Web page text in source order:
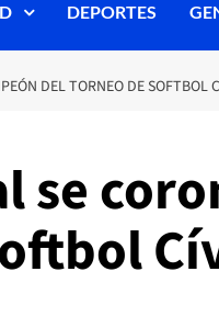
DEPORTES
DEL TORNEO DE SOFTBOL
se